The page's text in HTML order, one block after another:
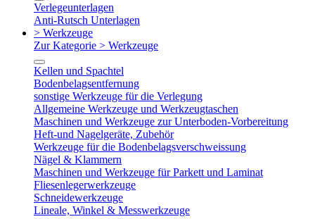
Verlegeunterlagen
Anti-Rutsch Unterlagen
> Werkzeuge
Zur Kategorie > Werkzeuge
Kellen und Spachtel
Bodenbelagsentfernung
sonstige Werkzeuge für die Verlegung
Allgemeine Werkzeuge und Werkzeugtaschen
Maschinen und Werkzeuge zur Unterboden-Vorbereitung
Heft-und Nagelgeräte, Zubehör
Werkzeuge für die Bodenbelagsverschweissung
Nägel & Klammern
Maschinen und Werkzeuge für Parkett und Laminat
Fliesenlegerwerkzeuge
Schneidewerkzeuge
Lineale, Winkel & Messwerkzeuge